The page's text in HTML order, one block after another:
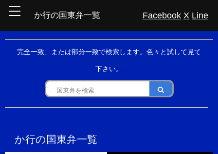
か行の国東弁一覧 Facebook X Line
完全一致、または部分一致で検索します。色々と試して見て
下さい。
か行の国東弁一覧